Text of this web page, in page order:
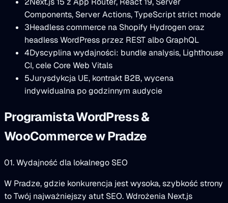
Components, Server Actions, TypeScript strict mode
3Headless commerce na Shopify Hydrogen oraz
headless WordPress przez REST albo GraphQL
4Dyscyplina wydajności: bundle analysis, Lighthouse
CI, cele Core Web Vitals
5Jurysdykcja UE, kontrakt B2B, wycena
indywidualna po godzinnym audycie
Programista WordPress &
WooCommerce w Pradze
01. Wydajność dla lokalnego SEO
W Pradze, gdzie konkurencja jest wysoka, szybkość strony
to Twój najważniejszy atut SEO. Wdrożenia Next.js